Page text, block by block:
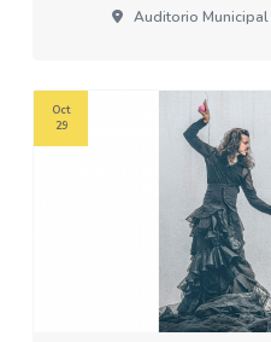
Auditorio
Oct
29